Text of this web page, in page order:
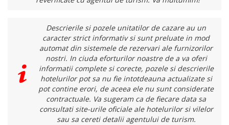
Descrierile si pozele unitatilor de cazare au un
caracter strict informativ si sunt preluate in mod
automat din sistemele de rezervari ale furnizorilor
nostri. In ciuda eforturilor noastre de a va oferi
informatii complete si corecte, pozele si descrierile
hotelurilor pot sa nu fie intotdeauna actualizate si
pot contine erori, de aceea ele nu sunt considerate
contractuale. Va sugeram ca de fiecare data sa
consultati site-urile oficiale ale hotelurilor si vilelor
sau sa cereti detalii agentului de turism.